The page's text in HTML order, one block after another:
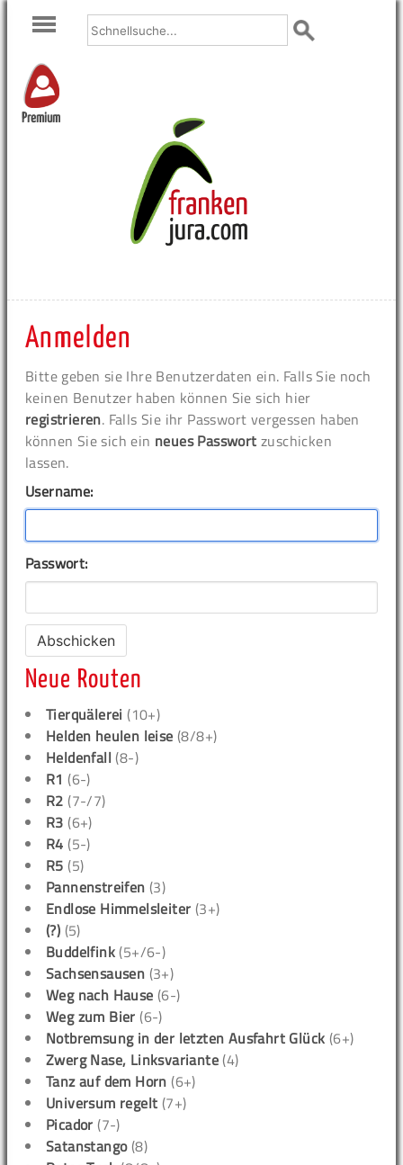
Premium
Anmelden
Bitte geben sie Ihre Benutzerdaten ein. Falls Sie noch
keinen Benutzer haben können Sie sich hier
registrieren. Falls Sie ihr Passwort vergessen haben
können Sie sich ein neues Passwort zuschicken
lassen.
Username:
Passwort:
Neue Routen
Tierquälerei (10+)
Helden heulen leise (8/8+)
Heldenfall (8-)
R1 (6-)
R2 (7-/7)
R3 (6+)
R4 (5-)
R5 (5)
Pannenstreifen (3)
Endlose Himmelsleiter (3+)
(?) (5)
Buddelfink (5+/6-)
Sachsensausen (3+)
Weg nach Hause (6-)
Weg zum Bier (6-)
Notbremsung in der letzten Ausfahrt Glück (6+)
Zwerg Nase, Linksvariante (4)
Tanz auf dem Horn (6+)
Universum regelt (7+)
Picador (7-)
Satanstango(8)